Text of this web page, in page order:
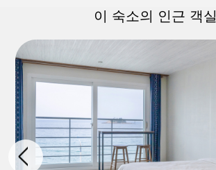
이 숙소의 인근 객실